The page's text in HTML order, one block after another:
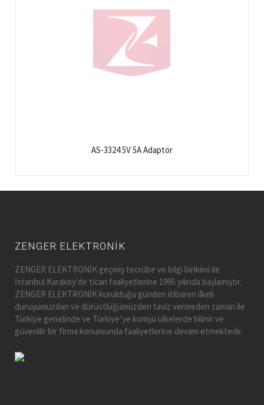
AS-3324 5V 5A Adaptör
ZENGER ELEKTRONİK
ZENGER ELEKTRONİK geçmiş tecrübe ve bilgi birikimi ile
İstanbul Karaköy’de ticari faaliyetlerine 1995 yılında başlamıştır.
ZENGER ELEKTRONİK kurulduğu günden itibaren ilkeli
duruşumuzdan ve dürüstlüğümüzden taviz vermeden zaman ile
Türkiye genelinde ve Türkiye’ye komşu ülkelerde bilinir ve
güvenilir bir firma konumunda faaliyetlerine devam etmektedir.